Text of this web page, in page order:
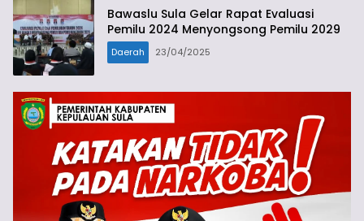
Bawaslu Sula Gelar Rapat Evaluasi
Pemilu 2024 Menyongsong Pemilu 2029
Daerah 23/04/2025